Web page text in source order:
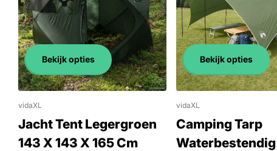
Bekijk opties
vidaXL
Jacht Tent Legergroen
143 X 143 X 165 Cm
Bekijk opties
vidaXL
Camping Tarp
Waterbestendig